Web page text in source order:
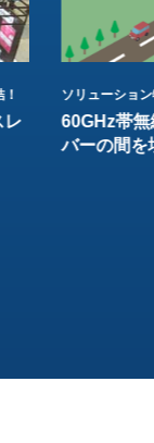
レ
ソリューショ
60GHz帯
バーの間を